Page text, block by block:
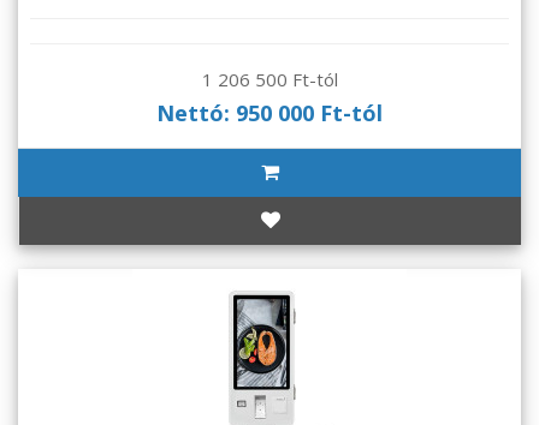
1 206 500 Ft-tól
Nettó: 950 000 Ft-tól